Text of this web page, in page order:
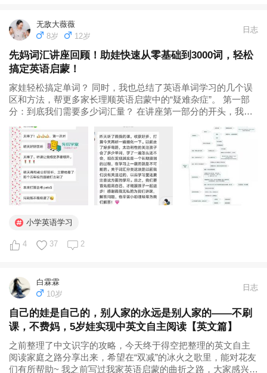
无敌大薇薇
8岁
12岁
日志
先妈词汇讲座回顾！助娃快速从零基础到3000词，轻松
搞定英语启蒙！
家娃轻松搞定单词？ 同时，我也总结了英语单词学习的几个误
区和方法，帮更多家长理顺英语启蒙中的“疑难杂症”。 第一部
分：到底我们需要多少词汇量？ 在讲座第一部分的开头，我为
所对应的关系，第二张图是美国小学五年级学生的测试题。 我
记得讲这部...
小学英语学习
4 37 2
白霖霖
10岁
日志
自己的娃是自己的，别人家的永远是别人家的——不刷
课，不费妈，5岁娃实现中英文自主阅读【英文篇】
之前整理了中文识字的攻略，今天终于得空把整理的英文自主
阅读家庭之路分享出来，希望在“双减”的冰火之歌里，能对花友
们有所帮助~ 我之前写过我家英语启蒙的曲折之路，大家感兴趣